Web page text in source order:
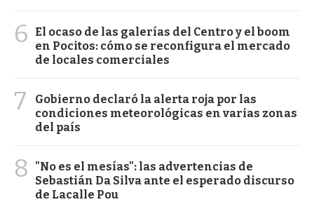
6
El ocaso de las galerías del Centro y el boom
en Pocitos: cómo se reconfigura el mercado
de locales comerciales
7
Gobierno declaró la alerta roja por las
condiciones meteorológicas en varias zonas
del país
8
"No es el mesías": las advertencias de
Sebastián Da Silva ante el esperado discurso
de Lacalle Pou